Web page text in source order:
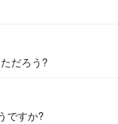
だろう?
ですか?